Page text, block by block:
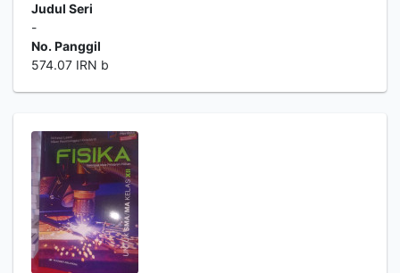
Judul Seri
-
No. Panggil
574.07 IRN b